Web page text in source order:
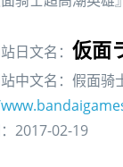
日文名：仮面
中文名：假面骑
2017-02-19